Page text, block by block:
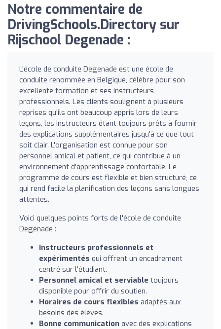
Notre commentaire de
DrivingSchools.Directory sur
Rijschool Degenade :
L'école de conduite Degenade est une école de
conduite renommée en Belgique, célèbre pour son
excellente formation et ses instructeurs
professionnels. Les clients soulignent à plusieurs
reprises qu'ils ont beaucoup appris lors de leurs
leçons, les instructeurs étant toujours prêts à fournir
des explications supplémentaires jusqu'à ce que tout
soit clair. L'organisation est connue pour son
personnel amical et patient, ce qui contribue à un
environnement d'apprentissage confortable. Le
programme de cours est flexible et bien structuré, ce
qui rend facile la planification des leçons sans longues
attentes.
Voici quelques points forts de l'école de conduite
Degenade :
Instructeurs professionnels et
expérimentés qui offrent un encadrement
centré sur l'étudiant.
Personnel amical et serviable toujours
disponible pour offrir du soutien.
Horaires de cours flexibles adaptés aux
besoins des élèves.
Bonne communication avec des explications